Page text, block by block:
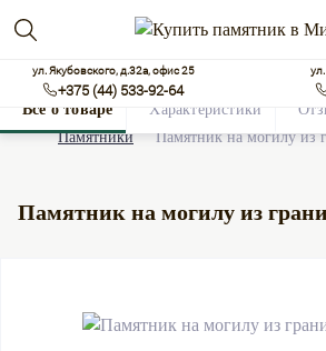
ул. Якубовского, д.32а, офис 25
+375 (44) 533-92-64
Памятники Памятник на могилу из
Памятник на могилу из
Все о товаре Характеристики